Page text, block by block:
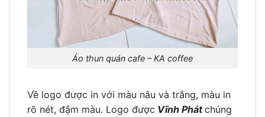
Áo thun quán cafe – KA coffee
Về logo được in với màu nâu và trắng, màu in
rõ nét, đậm màu. Logo được Vĩnh Phátchúng